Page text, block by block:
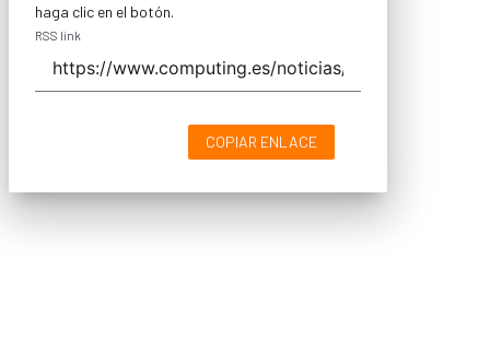
haga clic en el botón.
RSS link
COPIAR ENLACE